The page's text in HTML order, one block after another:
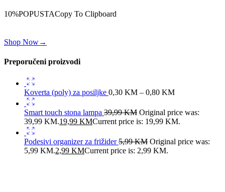
10%POPUSTACopy To Clipboard
Shop Now→
Preporučeni proizvodi
Koverta (poly) za posiljke 0,30 KM – 0,80 KM
Smart touch stona lampa 39,99KM Original price was:
39,99 KM.19,99 KMCurrent price is: 19,99 KM.
Podesivi organizer za frižider5,99KM Original price was:
5,99 KM.2,99 KMCurrent price is: 2,99 KM.